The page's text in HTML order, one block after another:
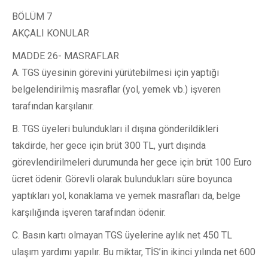
BÖLÜM 7
AKÇALI KONULAR
MADDE 26- MASRAFLAR
A. TGS üyesinin görevini yürütebilmesi için yaptığı
belgelendirilmiş masraflar (yol, yemek vb.) işveren
tarafından karşılanır.
B. TGS üyeleri bulundukları il dışına gönderildikleri
takdirde, her gece için brüt 300 TL, yurt dışında
görevlendirilmeleri durumunda her gece için brüt 100 Euro
ücret ödenir. Görevli olarak bulundukları süre boyunca
yaptıkları yol, konaklama ve yemek masrafları da, belge
karşılığında işveren tarafından ödenir.
C. Basın kartı olmayan TGS üyelerine aylık net 450 TL
ulaşım yardımı yapılır. Bu miktar, TİS’in ikinci yılında net 600